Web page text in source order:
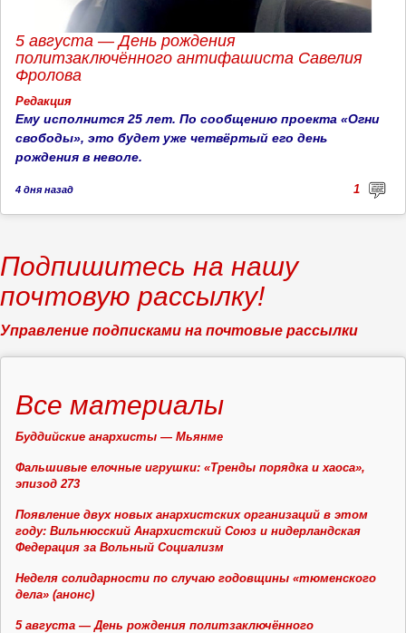
5 августа — День рождения
политзаключённого антифашиста Савелия
Фролова
Редакция
Ему исполнится 25 лет. По сообщению проекта «Огни
свободы», это будет уже четвёртый его день
рождения в неволе.
4 дняназад 1
Подпишитесь на нашу
почтовую рассылку!
Управление подписками на почтовые рассылки
Все материалы
Буддийские анархисты — Мьянме
Фальшивые елочные игрушки: «Тренды порядка и хаоса»,
эпизод 273
Появление двух новых анархистских организаций в этом
году: Вильнюсский Анархистский Союз и нидерландская
Федерация за Вольный Социализм
Неделя солидарности по случаю годовщины «тюменского
дела» (анонс)
5 августа — День рождения политзаключённого